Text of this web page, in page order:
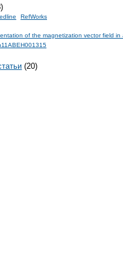
RefWorks
of the magnetization vector field
(20)